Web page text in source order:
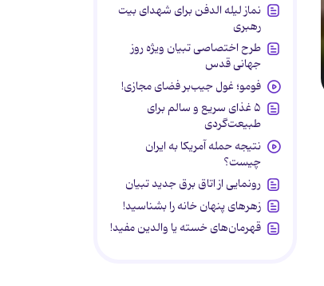
نماز لیله الدفن برای شهدای بیت
رهبری
طرح اختصاصی تبیان ویژه روز
جهانی قدس
فومو؛ غول جیب‌بر فضای مجازی!
۵ غذای سریع و سالم برای
طبیعت‌گردی
نتیجه حمله آمریکا به ایران
چیست؟
رونمایی از اتاق برق جدید تبیان
زهرهای پنهان خانه را بشناسید!
قهرمان‌های خسته یا والدین مفید!